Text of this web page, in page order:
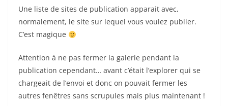
Une liste de sites de publication apparait avec,
normalement, le site sur lequel vous voulez publier.
C’est magique
Attention à ne pas fermer la galerie pendant la
publication cependant… avant c’était l’explorer qui se
chargeait de l’envoi et donc on pouvait fermer les
autres fenêtres sans scrupules mais plus maintenant !